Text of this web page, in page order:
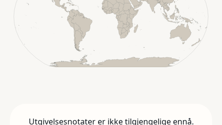
Utgivelsesnotater er ikke tilgjengelige ennå.